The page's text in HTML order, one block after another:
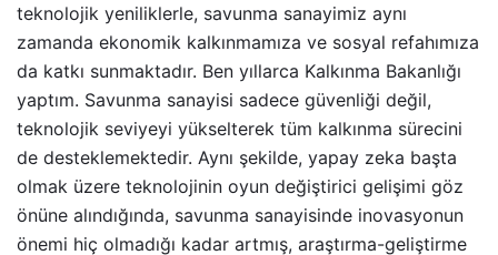
teknolojik yeniliklerle, savunma sanayimiz aynı
zamanda ekonomik kalkınmamıza ve sosyal refahımıza
da katkı sunmaktadır. Ben yıllarca Kalkınma Bakanlığı
yaptım. Savunma sanayisi sadece güvenliği değil,
teknolojik seviyeyi yükselterek tüm kalkınma sürecini
de desteklemektedir. Aynı şekilde, yapay zeka başta
olmak üzere teknolojinin oyun değiştirici gelişimi göz
önüne alındığında, savunma sanayisinde inovasyonun
önemi hiç olmadığı kadar artmış, araştırma-geliştirme